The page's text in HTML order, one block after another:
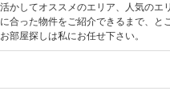
かしてオススメのエリア、人気のエ
合った物件をご紹介できるまで、と
部屋探しは私にお任せ下さい。